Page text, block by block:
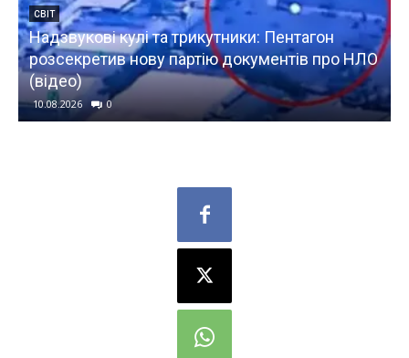
Пентагон
документів про НЛО
УКРАЇНА
Мобілізація після
дізналася, до чого
10.08.2026 0